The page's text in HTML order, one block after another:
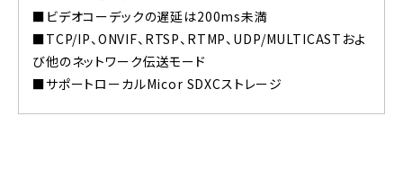
■ビデオコーデックの遅延は200ms未満
■TCP/IP、ONVIF、RTSP、RTMP、UDP/MULTICASTおよ
び他のネットワーク伝送モード
■サポートローカルMicor SDXCストレージ